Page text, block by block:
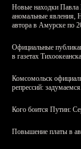
Новые находки Павла
аномальные явления,
автора в Амурске по
Официальные
в газетах
Комсомольск
репрессий:
Кого боится Путин:
Повышение платы в